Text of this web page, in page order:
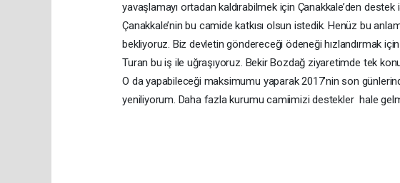
yavaşlamayı ortadan kaldırabilmek için Çanakkale’den
Çanakkale’nin bu camide katkısı olsun istedik. Henüz bu
bekliyoruz. Biz devletin göndereceği ödeneği hızlandırmak
Turan bu iş ile uğraşıyoruz. Bekir Bozdağ ziyaretimde tek
O da yapabileceği maksimumu yaparak 2017’nin son
yeniliyorum. Daha fazla kurumu camiimizi destekler hale